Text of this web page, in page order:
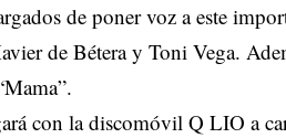
de poner voz a este
de Bétera y Toni Vega.
con la discomóvil Q LIO a